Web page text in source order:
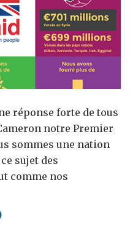
réponse forte de tous
notre Premier
sommes une nation
sujet des
comme nos